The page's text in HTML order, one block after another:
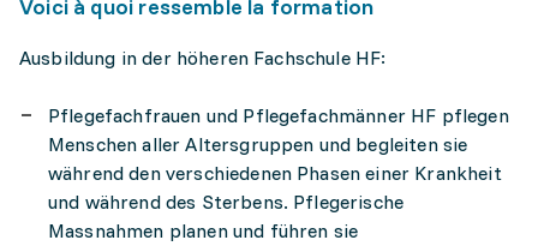
Voici à quoi ressemble la formation
Ausbildung in der höheren Fachschule HF:
Pflegefachfrauen und Pflegefachmänner HF pflegen
Menschen aller Altersgruppen und begleiten sie
während den verschiedenen Phasen einer Krankheit
und während des Sterbens. Pflegerische
Massnahmen planen und führen sie